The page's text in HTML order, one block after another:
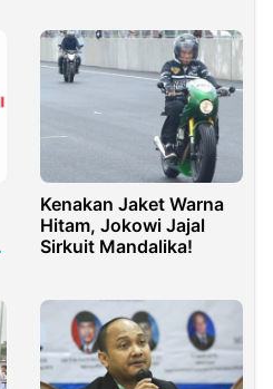
Kenakan Jaket Warna
Hitam, Jokowi Jajal
Sirkuit Mandalika!